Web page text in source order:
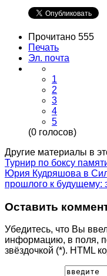
Прочитано 555
Печать
Эл. почта
1
2
3
4
5
(0 голосов)
Другие материалы в
Турнир по боксу
Юрия Кудряшова в
прошлого к будущему:
Оставить
Убедитесь, что Вы
информацию, в поля,
звёздочкой (*). HTML